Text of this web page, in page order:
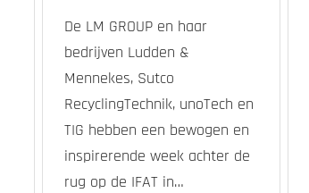
De LM GROUP en haar
bedrijven Ludden &
Mennekes, Sutco
RecyclingTechnik, unoTech en
TIG hebben een bewogen en
inspirerende week achter de
rug op de IFAT in…